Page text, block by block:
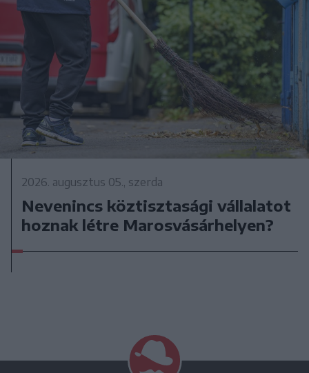
2026. augusztus 05., szerda
Nevenincs köztisztasági vállalatot
hoznak létre Marosvásárhelyen?